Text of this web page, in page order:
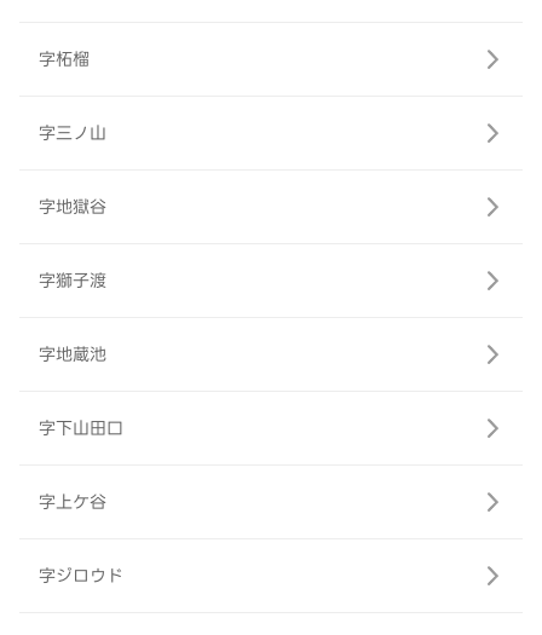
字柘榴
字三ノ山
字地獄谷
字獅子渡
字地蔵池
字下山田口
字上ケ谷
字ジロウド